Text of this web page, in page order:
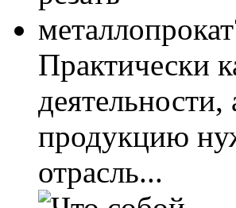
Практически
продукцию
отрасль...